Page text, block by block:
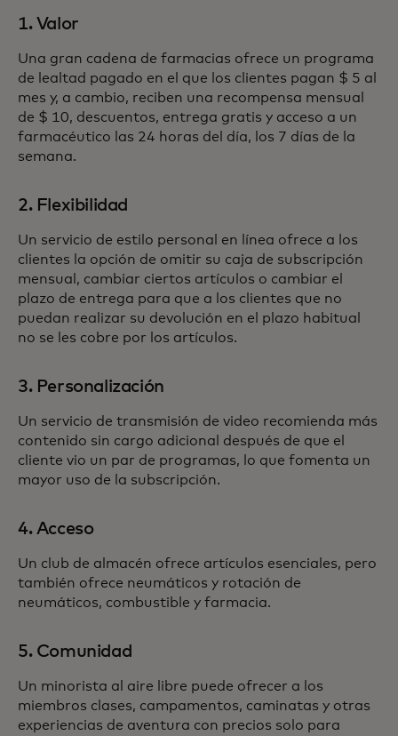
1. Valor
Una gran cadena de farmacias ofrece un programa
de lealtad pagado en el que los clientes pagan $ 5 al
mes y, a cambio, reciben una recompensa mensual
de $ 10, descuentos, entrega gratis y acceso a un
farmacéutico las 24 horas del día, los 7 días de la
semana.
2. Flexibilidad
Un servicio de estilo personal en línea ofrece a los
clientes la opción de omitir su caja de subscripción
mensual, cambiar ciertos artículos o cambiar el
plazo de entrega para que a los clientes que no
puedan realizar su devolución en el plazo habitual
no se les cobre por los artículos.
3. Personalización
Un servicio de transmisión de video recomienda más
contenido sin cargo adicional después de que el
cliente vio un par de programas, lo que fomenta un
mayor uso de la subscripción.
4. Acceso
Un club de almacén ofrece artículos esenciales, pero
también ofrece neumáticos y rotación de
neumáticos, combustible y farmacia.
5. Comunidad
Un minorista al aire libre puede ofrecer a los
miembros clases, campamentos, caminatas y otras
experiencias de aventura con precios solo para